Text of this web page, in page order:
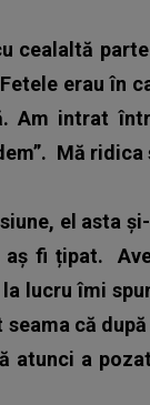
cealaltă
erau în
Am intrat
Mă ridica
el asta
aș fi țipat.
lucru îmi
că
atunci a